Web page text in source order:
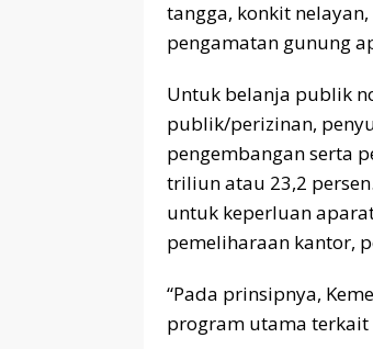
tangga, konkit nelayan,
pengamatan gunung
Untuk belanja publik
publik/perizinan,
pengembangan serta
triliun atau 23,2
untuk keperluan
pemeliharaan kantor,
“Pada prinsipnya,
program utama terkait